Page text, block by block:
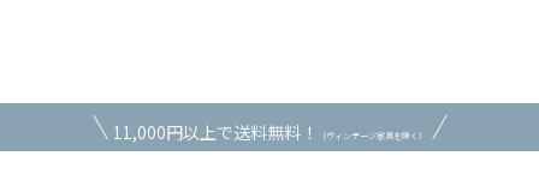
11,000円以上で送料無料！ （ヴィンテージ家具を除く）